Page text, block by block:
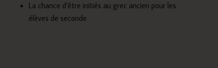
La chance d’être initiés au grec ancien pour les
élèves de seconde